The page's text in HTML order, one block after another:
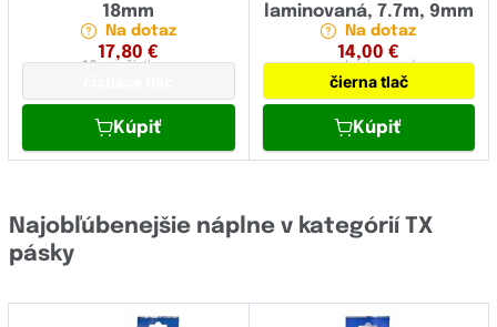
18mm
Na dotaz
17,80 €
16 mmčistiaca
Kúpiť
laminovaná, 7.7m, 9mm
Na dotaz
14,00 €
mmlaminovaná
čierna tlač
Kúpiť
Najobľúbenejšie náplne v kategórií TX
pásky